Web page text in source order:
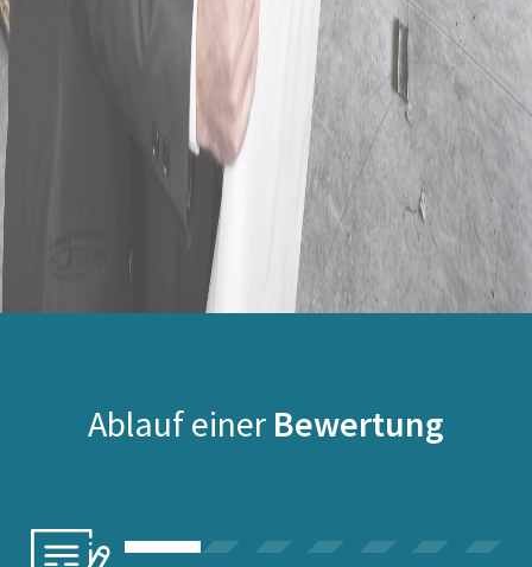
Ablauf einer Bewertung